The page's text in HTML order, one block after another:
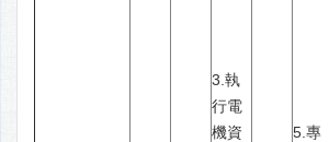
3.執
行電
機資
5.專